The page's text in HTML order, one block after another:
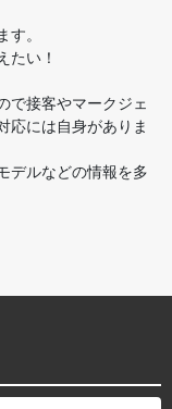
。
たい！
で接客やマークジェ
応には自身がありま
デルなどの情報を多